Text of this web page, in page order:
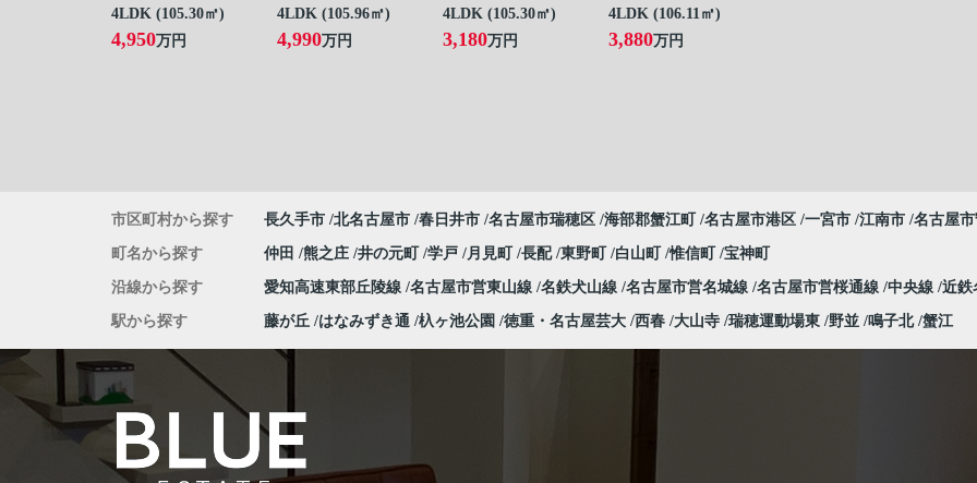
4LDK (105.30㎡)
4,950万円
4LDK (105.96㎡)
4,990万円
4LDK (105.30㎡)
3,180万円
4LDK (106.11㎡)
3,880万円
市区町村から探す 長久手市 北名古屋市 春日井市 名古屋市瑞穂区 海部郡蟹江町 名古屋市港区 一宮市 江南市 名古屋
町名から探す 仲田 熊之庄 井の元町 学戸 月見町 長配 東野町 白山町 惟信町 宝神町
沿線から探す 愛知高速東部丘陵線 名古屋市営東山線 名鉄犬山線 名古屋市営名城線 名古屋市営桜通線 中央線 近鉄
駅から探す 藤が丘 はなみずき通 杁ヶ池公園 徳重・名古屋芸大 西春 大山寺 瑞穂運動場東 野並 鳴子北 蟹江